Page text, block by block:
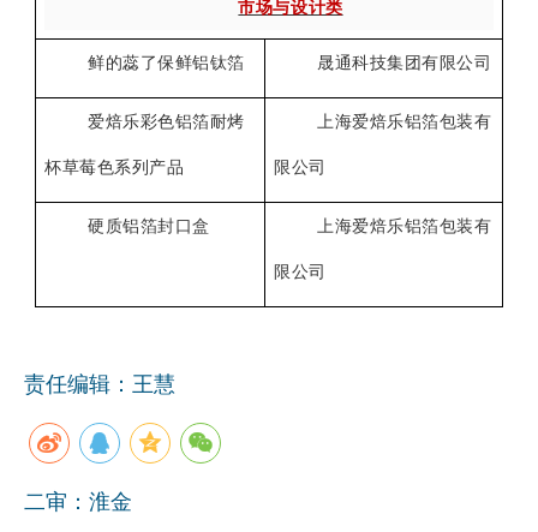
市场与设计类
鲜的蕊了保鲜铝钛箔 晟通科技集团有限公司
爱焙乐彩色铝箔耐烤
杯草莓色系列产品
上海爱焙乐铝箔包装有
限公司
硬质铝箔封口盒 上海爱焙乐铝箔包装有
限公司
责任编辑：王慧
二审：淮金